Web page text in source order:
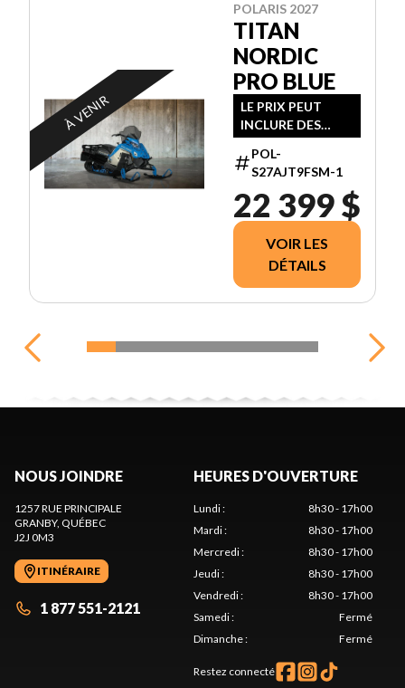
À VENIR
POLARIS 2027
TITAN
NORDIC
PRO BLUE
LE PRIX PEUT
INCLURE DES
FRAIS
SUPPLÉMENTAIRE
POL-
S27AJT9FSM-1
22 399 $
VOIR LES
DÉTAILS
NOUS JOINDRE
1257 RUE PRINCIPALE
GRANBY, QUÉBEC
J2J 0M3
ITINÉRAIRE
1 877 551-2121
HEURES D'OUVERTURE
Lundi:
8h30 - 17h00
Mardi:
8h30 - 17h00
Mercredi:
8h30 - 17h00
Jeudi:
8h30 - 17h00
Vendredi:
8h30 - 17h00
Samedi:
Fermé
Dimanche: Fermé
Restez connecté